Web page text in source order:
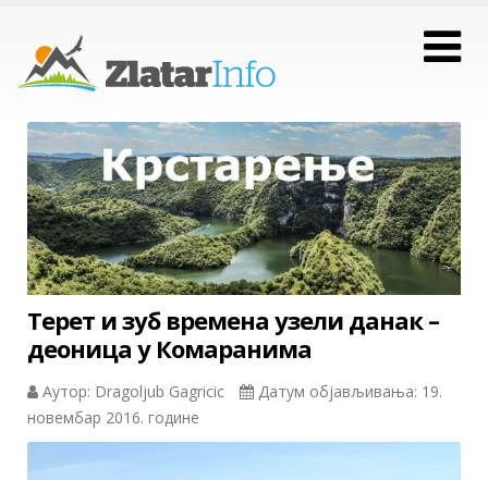
Терет и зуб времена узели данак –
деоница у Комаранима
Аутор: Dragoljub Gagricic
Датум објављивања: 19.
новембар 2016. године